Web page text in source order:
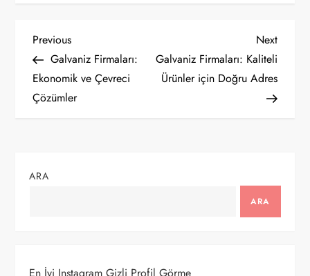
Y
a
z
g
Previous
Post
Previous
Galvaniz Firmaları:
Ekonomik ve Çevreci
Çözümler
Next
Post
Next
Galvaniz Firmaları: Kaliteli
Ürünler için Doğru Adres
ARA
ARA